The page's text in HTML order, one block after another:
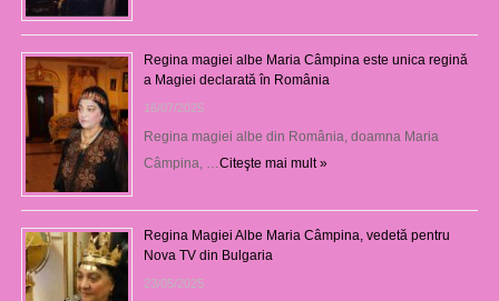
Regina magiei albe Maria Câmpina este unica regină
a Magiei declarată în România
16/07/2025
Regina magiei albe din România, doamna Maria
Câmpina, … Citeşte mai mult »
Regina Magiei Albe Maria Câmpina, vedetă pentru
Nova TV din Bulgaria
23/05/2025